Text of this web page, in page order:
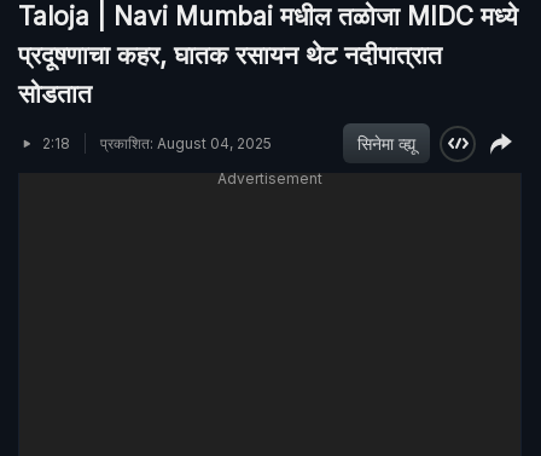
Taloja | Navi Mumbai मधील तळोजा MIDC मध्ये
प्रदूषणाचा कहर, घातक रसायन थेट नदीपात्रात
सोडतात
2:18 प्रकाशित: August 04, 2025 सिनेमा व्ह्यू
Advertisement